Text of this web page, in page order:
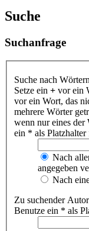
Suche
Suchanfrage
Suche nach
Setze ein + vor ein
vor ein Wort, das
mehrere Wörter
wenn nur eines der
ein * als
Nach
angegeben
Nach
Zu suchender
Benutze ein * als